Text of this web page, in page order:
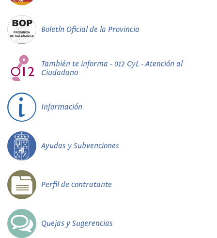
Boletín Oficial de la Provincia
También te informa - 012 CyL - Atención al
Ciudadano
Información
Ayudas y Subvenciones
Perfil de contratante
Quejas y Sugerencias